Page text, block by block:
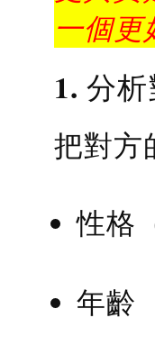
一個更
1. 分
把對方
性格
年齡